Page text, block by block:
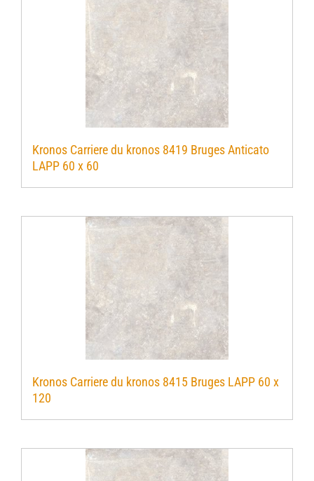
Kronos Carriere du kronos 8419 Bruges Anticato
LAPP 60 x 60
Kronos Carriere du kronos 8415 Bruges LAPP 60 x
120